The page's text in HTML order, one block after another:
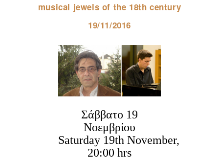
musical jewels of the 18th century
19/11/2016
Σάββατο 19
Νοεμβρίου
Saturday 19th November,
20:00 hrs